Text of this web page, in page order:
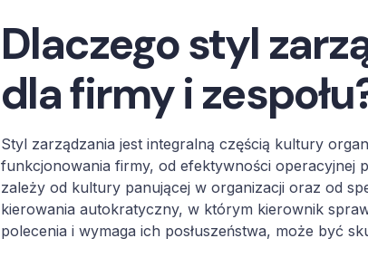
Dlaczego styl
dla firmy i
Styl zarządzania jest integralną częścią kultury
funkcjonowania firmy, od efektywności operacyjnej
zależy od kultury panującej w organizacji oraz od
kierowania autokratyczny, w którym kierownik
polecenia i wymaga ich posłuszeństwa, może być